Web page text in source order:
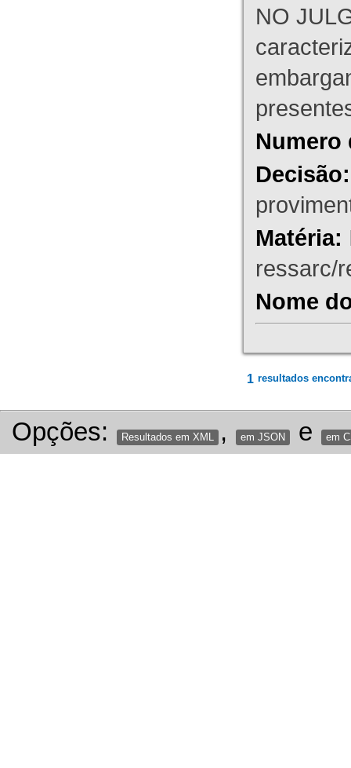
NO
Numero
Decisão:
Matéria:
ressarc/
Nome
1 resultados
Opções: Resultados em XML , em JSON e em